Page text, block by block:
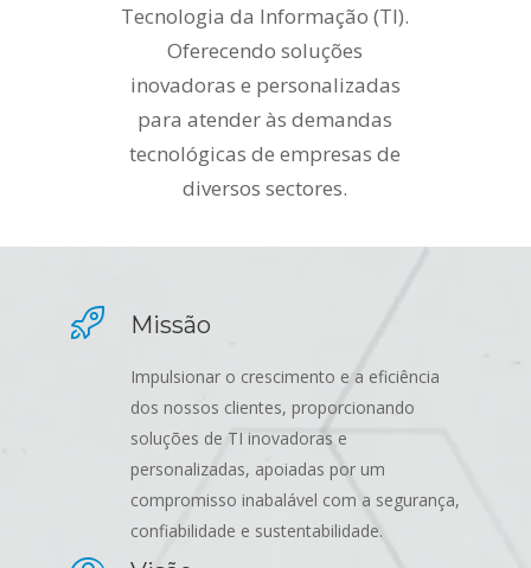
Tecnologia da Informação (TI).
Oferecendo soluções
inovadoras e personalizadas
para atender às demandas
tecnológicas de empresas de
diversos sectores.
Missão
Impulsionar o crescimento e a eficiência
dos nossos clientes, proporcionando
soluções de TI inovadoras e
personalizadas, apoiadas por um
compromisso inabalável com a segurança,
confiabilidade e sustentabilidade.